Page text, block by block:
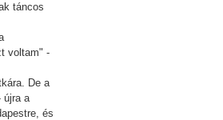
táncos
voltam" -
De a
újra a
és